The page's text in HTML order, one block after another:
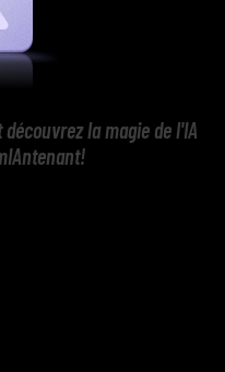
la magie de l'IA